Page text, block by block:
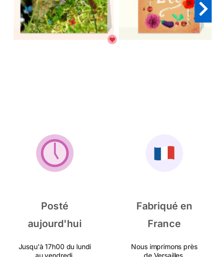
Posté
aujourd'hui
Jusqu'à 17h00 du lundi
au vendredi.
Fabriqué en
France
Nous imprimons près
de Versailles.